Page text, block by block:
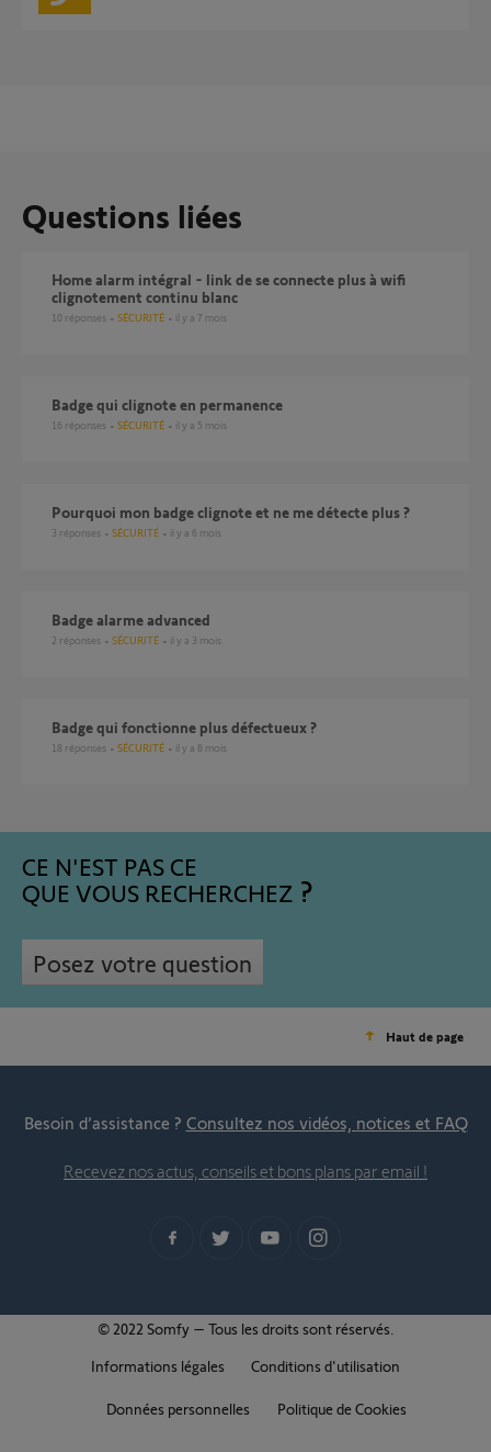
Questions liées
Home alarm intégral - link de se connecte plus à wifi
clignotement continu blanc
10 réponses SÉCURITÉ il y a 7 mois
Badge qui clignote en permanence
16 réponses SÉCURITÉ il y a 5 mois
Pourquoi mon badge clignote et ne me détecte plus ?
3 réponses SÉCURITÉ il y a 6 mois
Badge alarme advanced
2 réponses SÉCURITÉ il y a 3 mois
Badge qui fonctionne plus défectueux ?
18 réponses SÉCURITÉ il y a 8 mois
CE N'EST PAS CE
QUE VOUS RECHERCHEZ
Posez votre question
Haut de page
Besoin d’assistance ? Consultez nos vidéos, notices et FAQ
Recevez nos actus, conseils et bons plans par email !
© 2022 Somfy – Tous les droits sont réservés.
Informations légales
Conditions d'utilisation
Données personnelles Politique de Cookies